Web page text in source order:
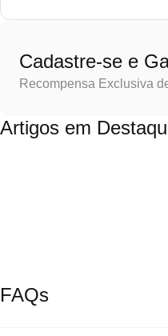
Cadastre-se e
Recompensa Exclusiva
Artigos em
FAQs